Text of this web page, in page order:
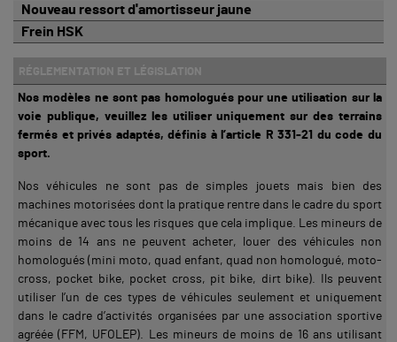
Nouveau ressort d'amortisseur jaune
Frein HSK
RÉGLEMENTATION ET LÉGISLATION
Nos modèles ne sont pas homologués pour une utilisation sur la
voie publique, veuillez les utiliser uniquement sur des terrains
fermés et privés adaptés, définis à l’article R 331-21 du code du
sport.
Nos véhicules ne sont pas de simples jouets mais bien des
machines motorisées dont la pratique rentre dans le cadre du sport
mécanique avec tous les risques que cela implique. Les mineurs de
moins de 14 ans ne peuvent acheter, louer des véhicules non
homologués (mini moto, quad enfant, quad non homologué, moto-
cross, pocket bike, pocket cross, pit bike, dirt bike). Ils peuvent
utiliser l’un de ces types de véhicules seulement et uniquement
dans le cadre d’activités organisées par une association sportive
agréée (FFM, UFOLEP). Les mineurs de moins de 16 ans utilisant